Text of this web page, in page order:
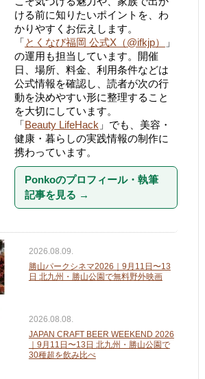
ける前に知りたいポイントを、わ
かりやすくお伝えします。
「とくなび福岡 公式X（@ifkjp）
」
の運用も担当しています。開催
日、場所、料金、利用条件などは
公式情報を確認し、読者が次の行
動を決めやすい形に整理すること
を大切にしています。
「Beauty LifeHack 」でも、美容・
健康・暮らしの実践情報の制作に
携わっています。
Ponkoのプロフィール・執筆
記事を見る →
2026.08.09.
勝山パークシネマ2026｜9月11日〜13
日 北九州・勝山公園で無料野外映画
2026.08.08.
JAPAN CRAFT BEER WEEKEND 2026
｜9月11日〜13日 北九州・勝山公園で
30種超を飲み比べ